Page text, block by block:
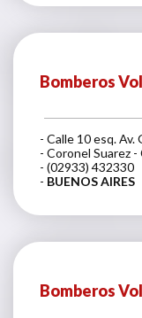
Bomberos
- Calle 10 esq. Av.
- Coronel Suarez -
- (02933) 432330
- BUENOS AIRES
Bomberos